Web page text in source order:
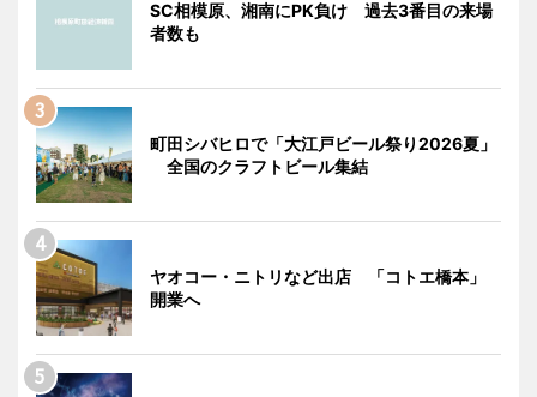
SC相模原、湘南にPK負け 過去3番目の来場
者数も
町田シバヒロで「大江戸ビール祭り2026夏」
全国のクラフトビール集結
ヤオコー・ニトリなど出店 「コトエ橋本」
開業へ